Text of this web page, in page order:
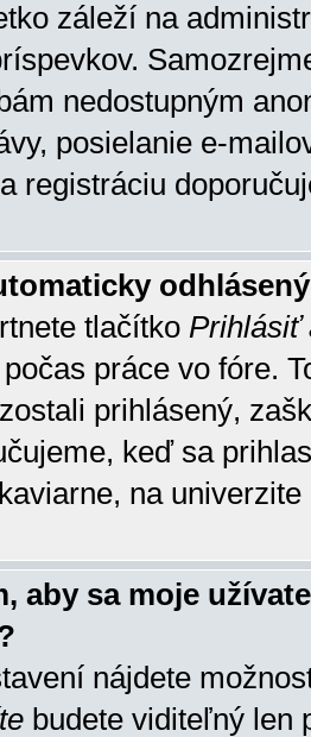
záleží na
nedostupným
posielanie e-
registráciu
tlačítko Prihlásiť
práce vo fóre.
prihlásený,
keď sa
na univerzite
aby sa moje
nájdete
budete viditeľný len